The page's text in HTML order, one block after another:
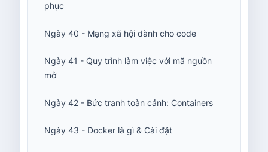
phục
Ngày 40 - Mạng xã hội dành cho code
Ngày 41 - Quy trình làm việc với mã nguồn
mở
Ngày 42 - Bức tranh toàn cảnh: Containers
Ngày 43 - Docker là gì & Cài đặt